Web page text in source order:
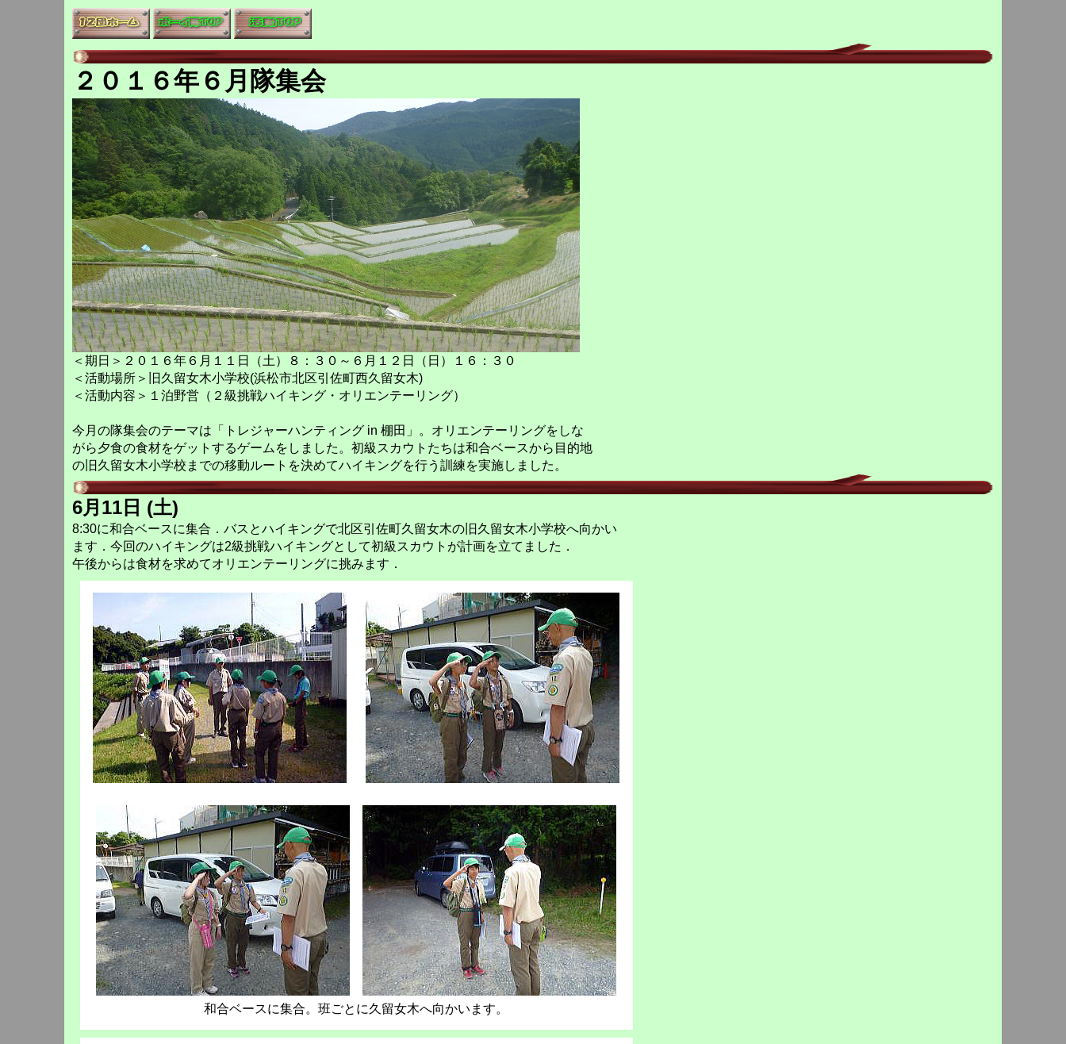
２０１６年６月隊集会
＜期日＞２０１６年６月１１日（土）８：３０～６月１２日（日）１６：３０
＜活動場所＞旧久留女木小学校(浜松市北区引佐町西久留女木)
＜活動内容＞１泊野営（２級挑戦ハイキング・オリエンテーリング）
今月の隊集会のテーマは「トレジャーハンティング in 棚田」。オリエンテーリングをしな
がら夕食の食材をゲットするゲームをしました。初級スカウトたちは和合ベースから目的地
の旧久留女木小学校までの移動ルートを決めてハイキングを行う訓練を実施しました。
6月11日 (土)
8:30に和合ベースに集合．バスとハイキングで北区引佐町久留女木の旧久留女木小学校へ向かい
ます．今回のハイキングは2級挑戦ハイキングとして初級スカウトが計画を立てました．
午後からは食材を求めてオリエンテーリングに挑みます．
和合ベースに集合。班ごとに久留女木へ向かいます。